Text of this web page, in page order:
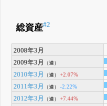
総資産#2
2008年3月
2009年3月
（連）
2010年3月
（連） +2.07%
2011年3月
（連） -2.22%
2012年3月
（連） +7.44%